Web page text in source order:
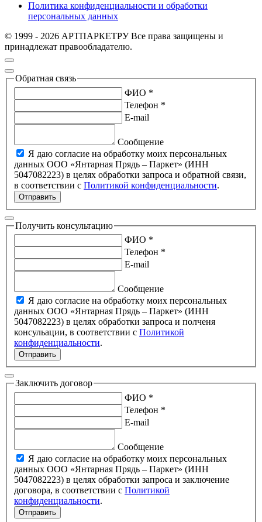
Политика конфиденциальности и обработки
персональных данных
© 1999 - 2026 АРТПАРКЕТРУ Все права защищены и
принадлежат правообладателю.
Обратная связь
ФИО *
Телефон *
E-mail
Сообщение
Я даю согласие на обработку моих персональных
данных ООО «Янтарная Прядь – Паркет» (ИНН
5047082223) в целях обработки запроса и обратной связи,
в соответствии с Политикой конфиденциальности.
Отправить
Получить консультацию
ФИО *
Телефон *
E-mail
Сообщение
Я даю согласие на обработку моих персональных
данных ООО «Янтарная Прядь – Паркет» (ИНН
5047082223) в целях обработки запроса и полченя
консульации, в соответствии с Политикой
конфиденциальности.
Отправить
Заключить договор
ФИО *
Телефон *
E-mail
Сообщение
Я даю согласие на обработку моих персональных
данных ООО «Янтарная Прядь – Паркет» (ИНН
5047082223) в целях обработки запроса и заключение
договора, в соответствии с Политикой
конфиденциальности.
Отправить